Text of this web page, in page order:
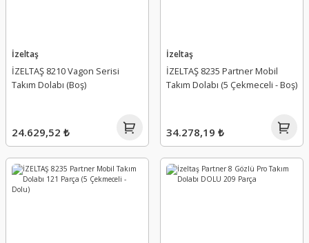
İzeltaş
İZELTAŞ 8210 Vagon Serisi
Takım Dolabı (Boş)
24.629,52 ₺
İzeltaş
İZELTAŞ 8235 Partner Mobil
Takım Dolabı (5 Çekmeceli - Boş)
34.278,19 ₺